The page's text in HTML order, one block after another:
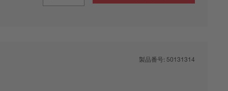
製品番号: 50131314